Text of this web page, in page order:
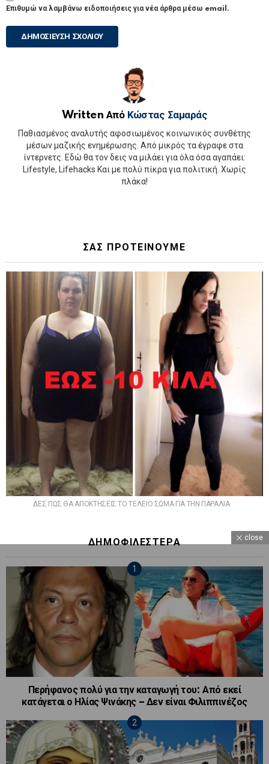
Επιθυμώ να λαμβάνω ειδοποιήσεις για νέα άρθρα μέσω email.
Written Από Κώστας Σαμαράς
Παθιασμένος αναλυτής αφοσιωμένος κοινωνικός συνθέτης
μέσων μαζικής ενημέρωσης. Από μικρός τα έγραφε στα
ίντερνετς. Εδώ θα τον δεις να μιλάει για όλα όσα αγαπάει:
Lifestyle, Lifehacks Και με πολύ πίκρα για πολιτική. Χωρίς
πλάκα!
ΣΑΣ ΠΡΟΤΕΙΝΟΥΜΕ
ΔΕΣ ΠΩΣ ΘΑ ΑΠΟΚΤΗΣΕΙΣ ΤΟ ΤΕΛΕΙΟ ΣΩΜΑ ΓΙΑ ΤΗΝ ΠΑΡΑΛΙΑ
ΔΗΜΟΦΙΛΕΣΤΕΡΑ
Περήφανος πολύ για την καταγωγή του: Από εκεί
κατάγεται ο Ηλίας Ψινάκης – Δεν είναι Φιλιππινέζος
close